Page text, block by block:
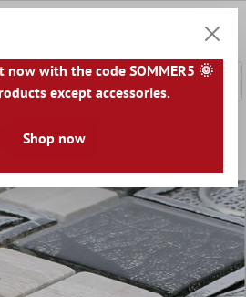
Panier
Carrelage Levanzo
Mix Argent
now with the code SOMMER5 🌞
except accessories.
Shop now